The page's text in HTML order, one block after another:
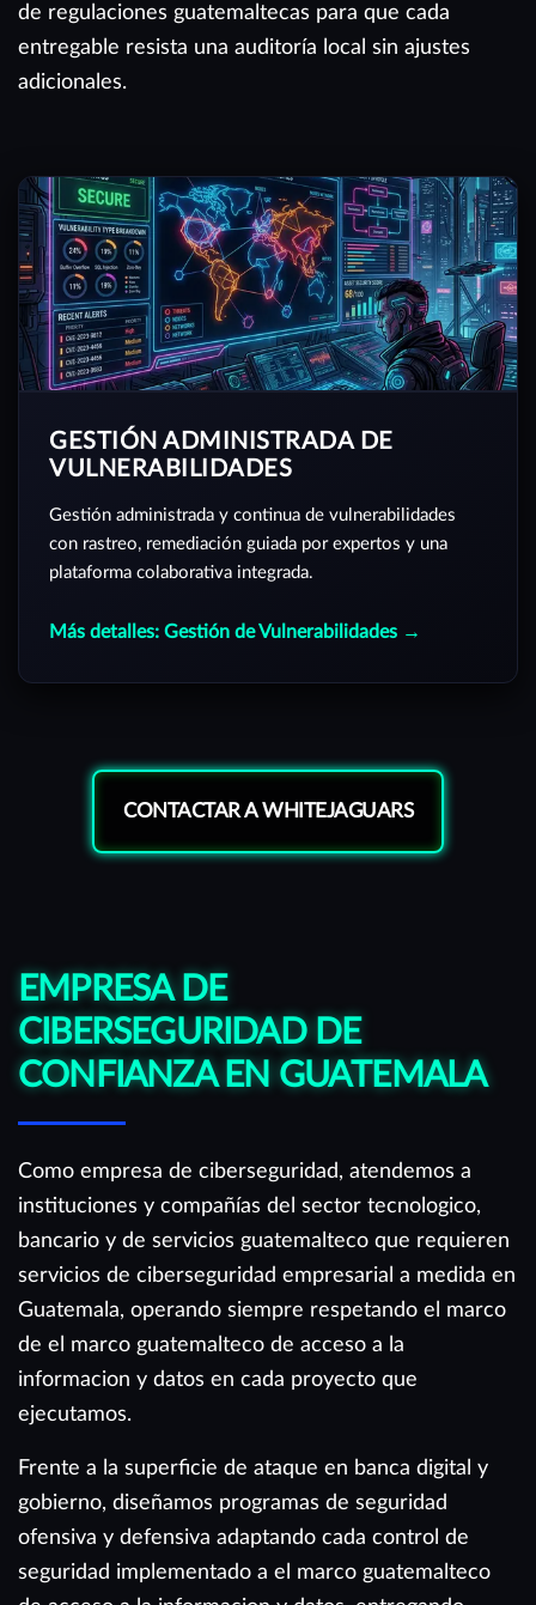
de regulaciones guatemaltecas para que cada
entregable resista una auditoría local sin ajustes
adicionales.
GESTIÓN ADMINISTRADA DE
VULNERABILIDADES
Gestión administrada y continua de vulnerabilidades
con rastreo, remediación guiada por expertos y una
plataforma colaborativa integrada.
Más detalles: Gestión de Vulnerabilidades →
CONTACTAR A WHITEJAGUARS
EMPRESA DE
CIBERSEGURIDAD DE
CONFIANZA EN GUATEMALA
Como empresa de ciberseguridad, atendemos a
instituciones y compañías del sector tecnologico,
bancario y de servicios guatemalteco que requieren
servicios de ciberseguridad empresarial a medida en
Guatemala, operando siempre respetando el marco
de el marco guatemalteco de acceso a la
informacion y datos en cada proyecto que
ejecutamos.
Frente a la superficie de ataque en banca digital y
gobierno, diseñamos programas de seguridad
ofensiva y defensiva adaptando cada control de
seguridad implementado a el marco guatemalteco